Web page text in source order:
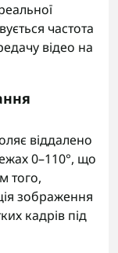
частота
відео на
віддалено
0–110°, що
того,
зображення
кадрів під